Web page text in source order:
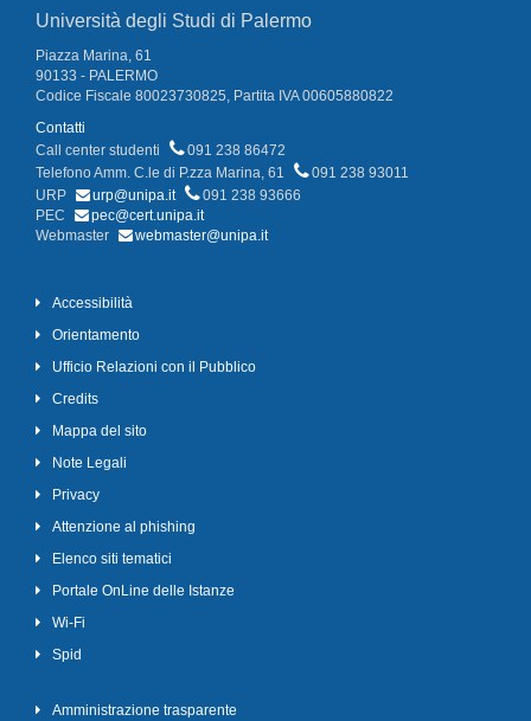
Università degli Studi di Palermo
Piazza Marina, 61
90133 - PALERMO
Codice Fiscale 80023730825, Partita IVA 00605880822
Contatti
Call center studenti
091 238 86472
Telefono Amm. C.le di P.zza Marina, 61
091 238 93011
URP
urp@unipa.it
091 238 93666
PEC
pec@cert.unipa.it
Webmaster
webmaster@unipa.it
Accessibilità
Orientamento
Ufficio Relazioni con il Pubblico
Credits
Mappa del sito
Note Legali
Privacy
Attenzione al phishing
Elenco siti tematici
Portale OnLine delle Istanze
Wi-Fi
Spid
Amministrazione trasparente